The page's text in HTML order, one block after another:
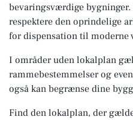
bevaringsværdige
respektere den oprindelige
for dispensation til moderne
I områder uden lokalplan
rammebestemmelser og
også kan begrænse dine
Find den lokalplan, der